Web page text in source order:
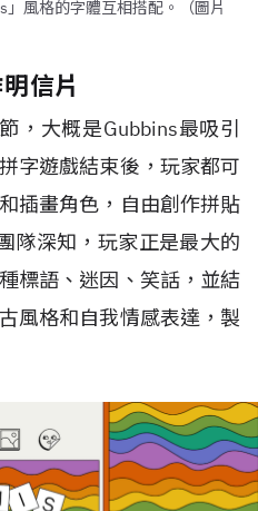
風格的字體互相搭配。（圖片
信片
，大概是Gubbins最吸引
字遊戲結束後，玩家都可
插畫角色，自由創作拼貼
隊深知，玩家正是最大的
標語、迷因、笑話，並結
風格和自我情感表達，製